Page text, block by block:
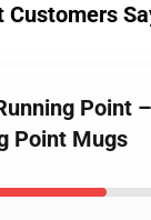
Customers
Point
Point Mugs